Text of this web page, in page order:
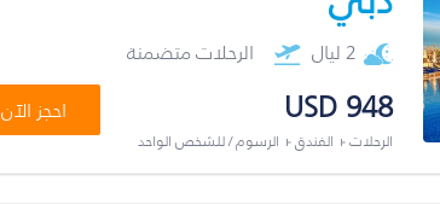
2 ليال الرحلات متضمنة
USD 948
الرحلات + الفندق + الرسوم / للشخص الواحد
احجز الآن